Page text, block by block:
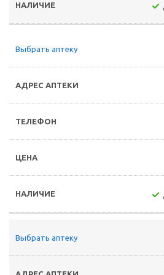
Выбрать аптеку
Выбрать аптеку